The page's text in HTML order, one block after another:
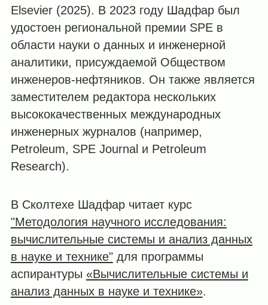
Elsevier (2025). В 2023 году Шадфар был
удостоен региональной премии SPE в
области науки о данных и инженерной
аналитики, присуждаемой Обществом
инженеров-нефтяников. Он также является
заместителем редактора нескольких
высококачественных международных
инженерных журналов (например,
Petroleum, SPE Journal и Petroleum
Research).
В Сколтехе Шадфар читает курс
"Методология научного исследования:
вычислительные системы и анализ данных
в науке и технике"для программы
аспирантуры «Вычислительные системы и
анализ данных в науке и технике».